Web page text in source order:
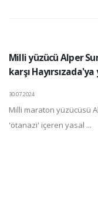
Milli yüzücü Alper
karşı
30.07.2024
Milli maraton yüzücüsü
'ötanazi' içeren yasal ...